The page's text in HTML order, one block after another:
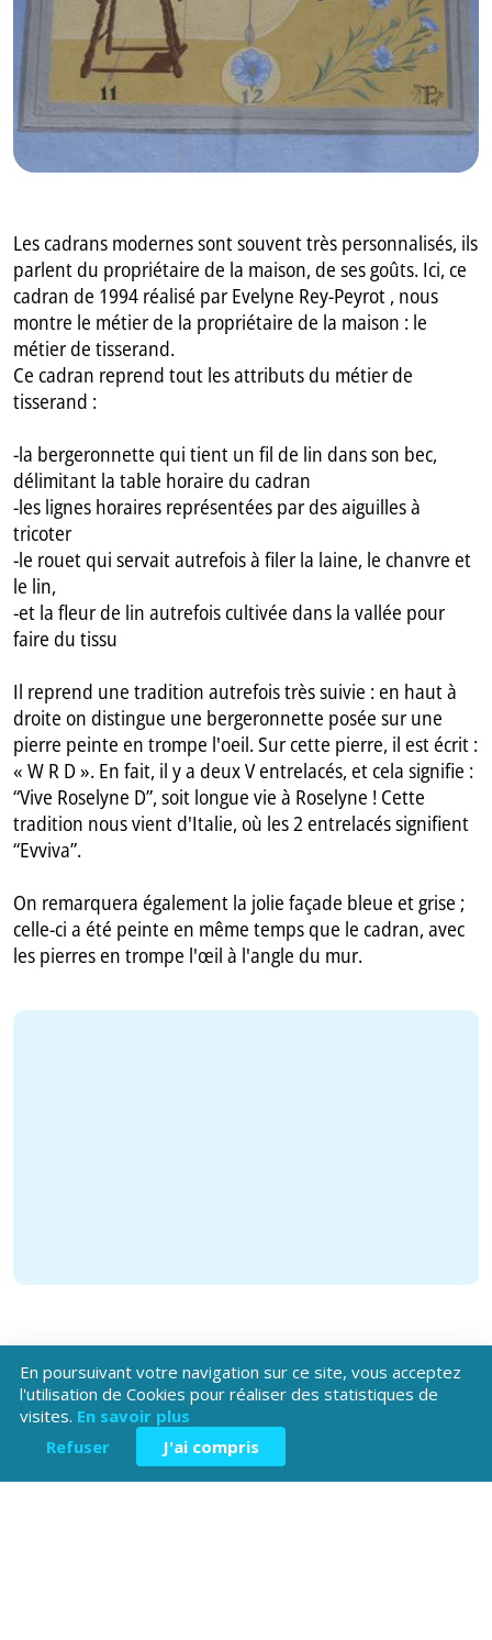
Les cadrans modernes sont souvent très personnalisés, ils
parlent du propriétaire de la maison, de ses goûts. Ici, ce
cadran de 1994 réalisé par Evelyne Rey-Peyrot , nous
montre le métier de la propriétaire de la maison : le
métier de tisserand.
Ce cadran reprend tout les attributs du métier de
tisserand :
-la bergeronnette qui tient un fil de lin dans son bec,
délimitant la table horaire du cadran
-les lignes horaires représentées par des aiguilles à
tricoter
-le rouet qui servait autrefois à filer la laine, le chanvre et
le lin,
-et la fleur de lin autrefois cultivée dans la vallée pour
faire du tissu
Il reprend une tradition autrefois très suivie : en haut à
droite on distingue une bergeronnette posée sur une
pierre peinte en trompe l'oeil. Sur cette pierre, il est écrit :
« W R D ». En fait, il y a deux V entrelacés, et cela signifie :
“Vive Roselyne D”, soit longue vie à Roselyne ! Cette
tradition nous vient d'Italie, où les 2 entrelacés signifient
“Evviva”.
On remarquera également la jolie façade bleue et grise ;
celle-ci a été peinte en même temps que le cadran, avec
les pierres en trompe l'œil à l'angle du mur.
Téléchargez l'application
Patrimoine Hautes-Alpes !
En poursuivant votre navigation sur ce site, vous acceptez
l'utilisation de Cookies pour réaliser des statistiques de
visites. En savoir plus
Refuser
J'ai compris